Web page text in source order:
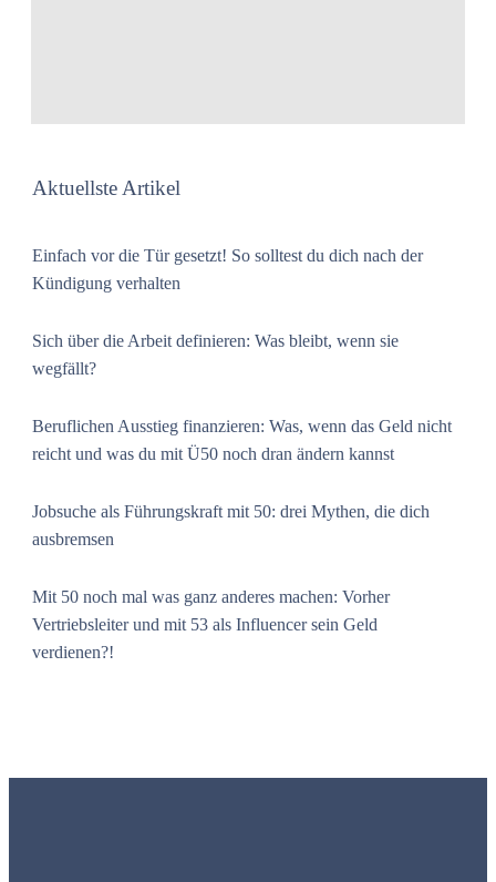
Aktuellste Artikel
Einfach vor die Tür gesetzt! So solltest du dich nach der
Kündigung verhalten
Sich über die Arbeit definieren: Was bleibt, wenn sie
wegfällt?
Beruflichen Ausstieg finanzieren: Was, wenn das Geld nicht
reicht und was du mit Ü50 noch dran ändern kannst
Jobsuche als Führungskraft mit 50: drei Mythen, die dich
ausbremsen
Mit 50 noch mal was ganz anderes machen: Vorher
Vertriebsleiter und mit 53 als Influencer sein Geld
verdienen?!